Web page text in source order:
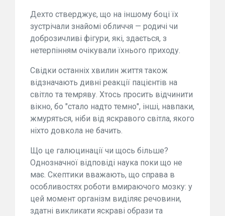
Дехто стверджує, що на іншому боці їх
зустрічали знайомі обличчя — родичі чи
доброзичливі фігури, які, здається, з
нетерпінням очікували їхнього приходу.
Свідки останніх хвилин життя також
відзначають дивні реакції пацієнтів на
світло та темряву. Хтось просить відчинити
вікно, бо "стало надто темно", інші, навпаки,
жмуряться, ніби від яскравого світла, якого
ніхто довкола не бачить.
Що це галюцинації чи щось більше?
Однозначної відповіді наука поки що не
має. Скептики вважають, що справа в
особливостях роботи вмираючого мозку: у
цей момент організм виділяє речовини,
здатні викликати яскраві образи та